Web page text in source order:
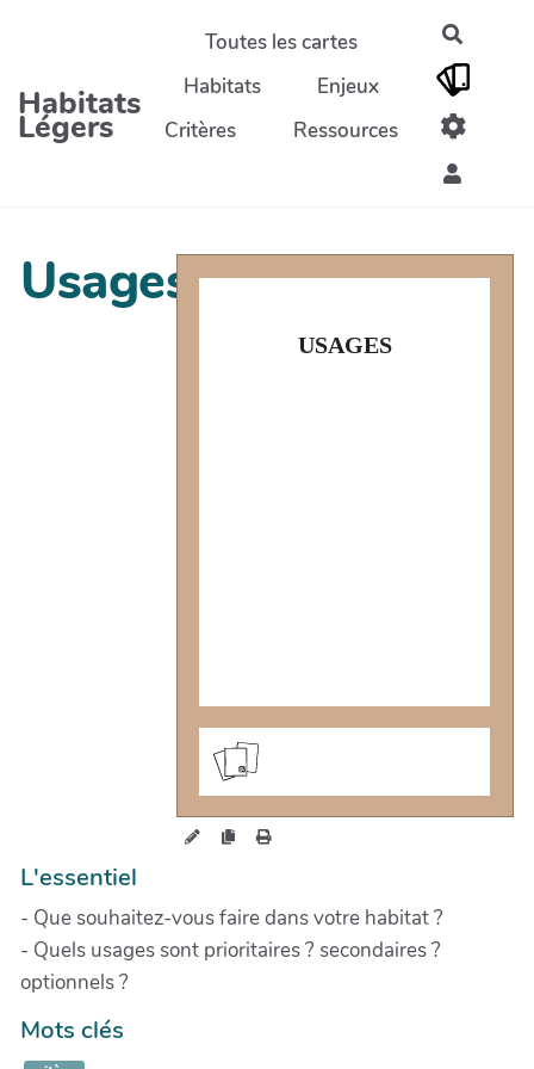
Aller au contenu principal
Habitats
Légers
Toutes les cartes
Habitats
Enjeux
Critères
Ressources
USAGES
USAGES
Usages
L'essentiel
- Que souhaitez-vous faire dans votre habitat ?
- Quels usages sont prioritaires ? secondaires ?
optionnels ?
Mots clés